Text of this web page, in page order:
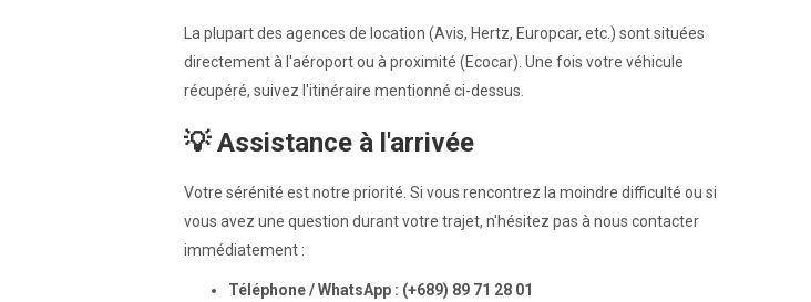
La plupart des agences de location (Avis, Hertz, Europcar, etc.) sont situées
directement à l'aéroport ou à proximité (Ecocar). Une fois votre véhicule
récupéré, suivez l'itinéraire mentionné ci-dessus.
💡 Assistance à l'arrivée
Votre sérénité est notre priorité. Si vous rencontrez la moindre difficulté ou si
vous avez une question durant votre trajet, n'hésitez pas à nous contacter
immédiatement :
Téléphone / WhatsApp : (+689) 89 71 28 01